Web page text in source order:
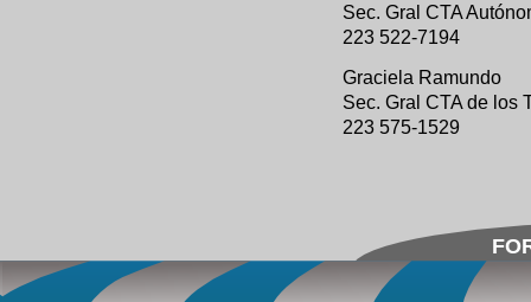
Sec. Gral CTA
223 522-7194
Graciela Ramundo
Sec. Gral CTA de los
223 575-1529